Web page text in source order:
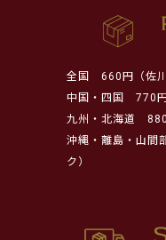
全国
660円（佐川
中国・四国
770円
九州・北海道
880
沖縄・離島・山間
ク）